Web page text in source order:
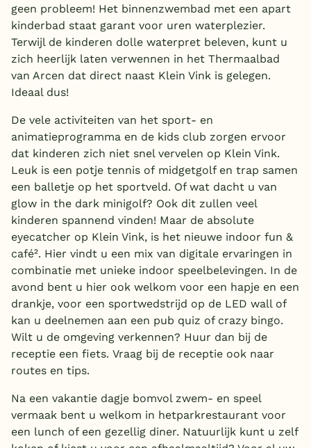
geen probleem! Het binnenzwembad met een apart
kinderbad staat garant voor uren waterplezier.
Terwijl de kinderen dolle waterpret beleven, kunt u
zich heerlijk laten verwennen in het Thermaalbad
van Arcen dat direct naast Klein Vink is gelegen.
Ideaal dus!
De vele activiteiten van het sport- en
animatieprogramma en de kids club zorgen ervoor
dat kinderen zich niet snel vervelen op Klein Vink.
Leuk is een potje tennis of midgetgolf en trap samen
een balletje op het sportveld. Of wat dacht u van
glow in the dark minigolf? Ook dit zullen veel
kinderen spannend vinden! Maar de absolute
eyecatcher op Klein Vink, is het nieuwe indoor fun &
café². Hier vindt u een mix van digitale ervaringen in
combinatie met unieke indoor speelbelevingen. In de
avond bent u hier ook welkom voor een hapje en een
drankje, voor een sportwedstrijd op de LED wall of
kan u deelnemen aan een pub quiz of crazy bingo.
Wilt u de omgeving verkennen? Huur dan bij de
receptie een fiets. Vraag bij de receptie ook naar
routes en tips.
Na een vakantie dagje bomvol zwem- en speel
vermaak bent u welkom in hetparkrestaurant voor
een lunch of een gezellig diner. Natuurlijk kunt u zelf